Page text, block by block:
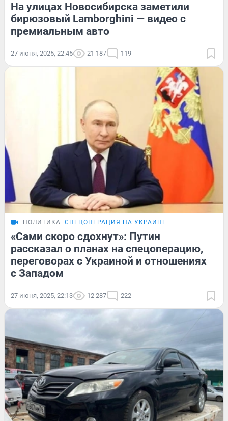
На улицах Новосибирска заметили
бирюзовый Lamborghini — видео с
премиальным авто
27 июня, 2025, 22:45 21 187 119
ПОЛИТИКА СПЕЦОПЕРАЦИЯ НА УКРАИНЕ
«Сами скоро сдохнут»: Путин
рассказал о планах на спецоперацию,
переговорах с Украиной и отношениях
с Западом
27 июня, 2025, 22:13 12 287 222